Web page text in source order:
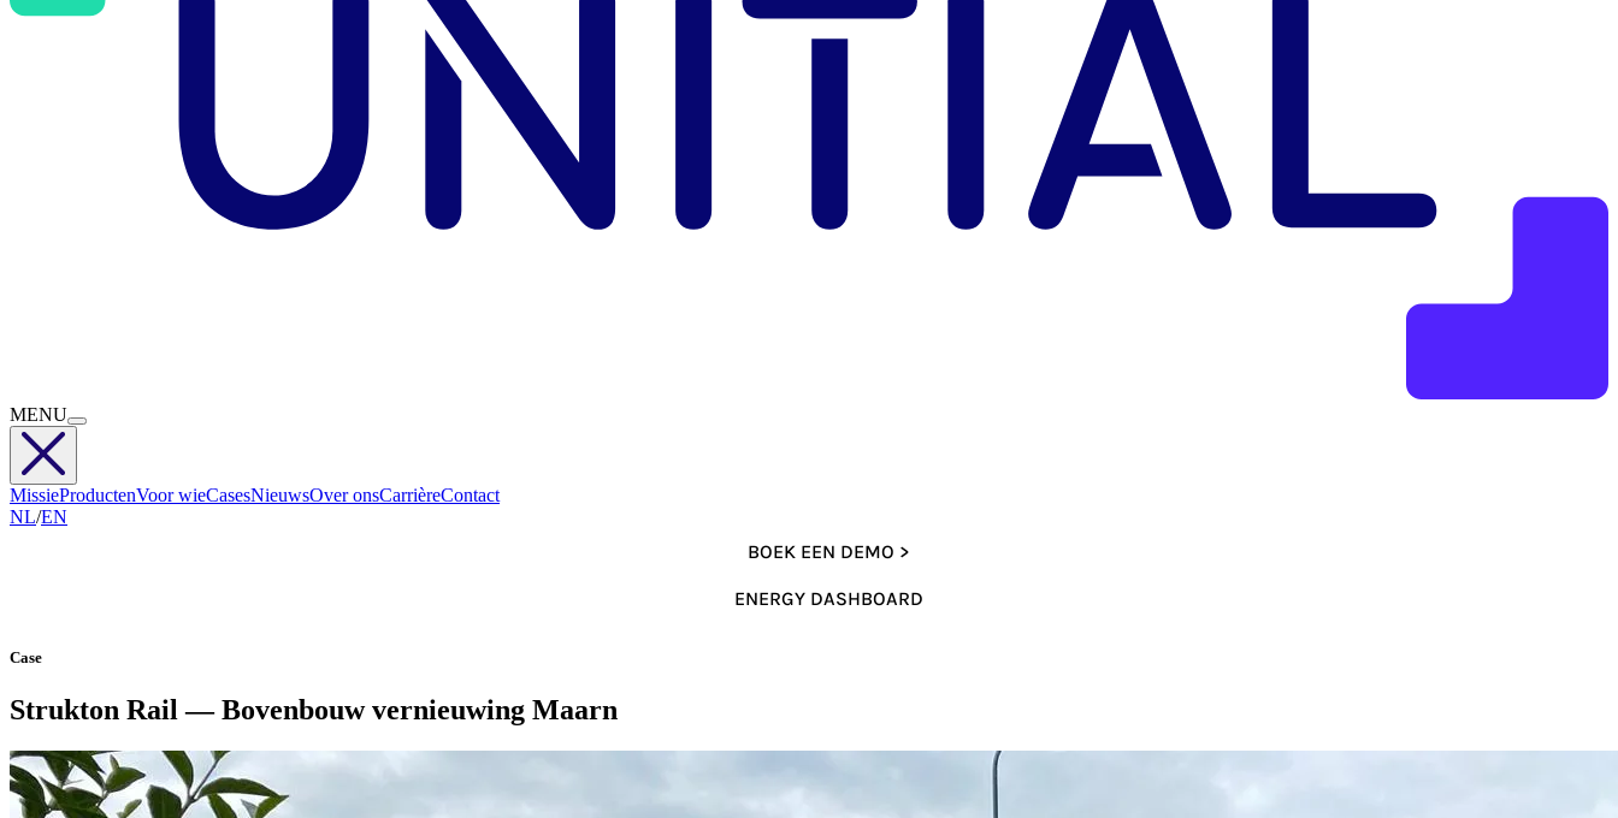
MENU
MissieProductenVoor wieCasesNieuwsOver onsCarrièreContact
NL/EN
BOEK EEN DEMO >
ENERGY DASHBOARD
Case
Strukton Rail — Bovenbouw vernieuwing Maarn